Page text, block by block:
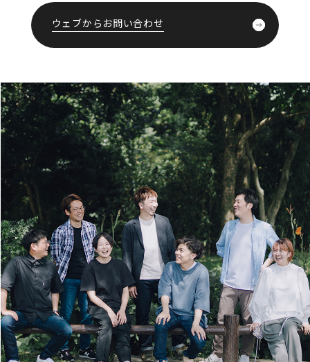
ウェブからお問い合わせ